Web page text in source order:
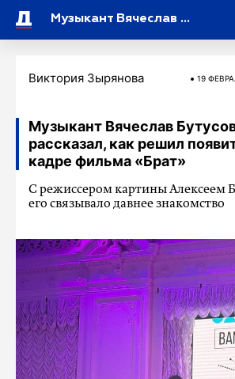
Музыкант Вячеслав Бутусов рассказал, как решил появиться в кадре фильма «Брат»
Виктория Зырянова 19
Музыкант Вячеслав
рассказал, как решил
кадре фильма «Брат»
С режиссером картины Алексеем
его связывало давнее знакомство